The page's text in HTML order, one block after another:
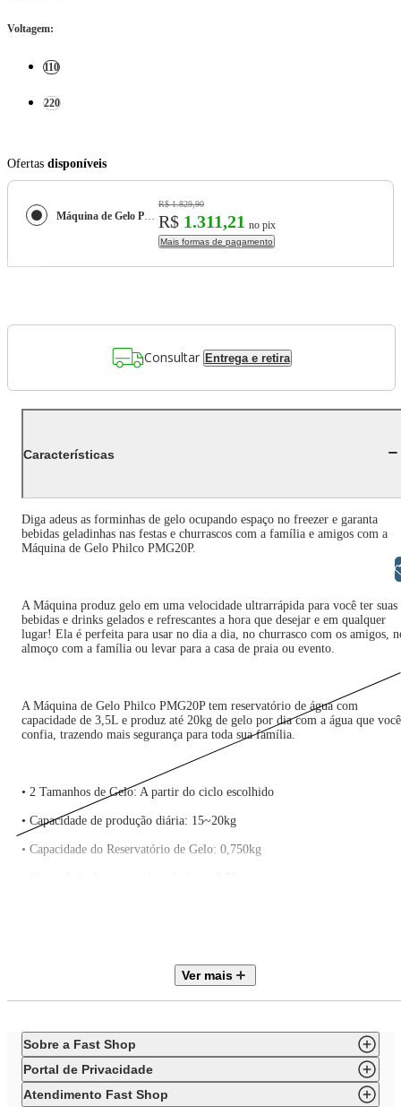
Voltagem:
110
220
Ofertas disponíveis
Máquina de Gelo Philco PMG20P Ciclo Rápido 3,5L 20Kg
R$ 1.829,90
R$ 1.311,21 no pix
Mais formas de pagamento
Consultar Entrega e retira
Características
Diga adeus as forminhas de gelo ocupando espaço no freezer e garanta
bebidas geladinhas nas festas e churrascos com a família e amigos com a
Máquina de Gelo Philco PMG20P.
A Máquina produz gelo em uma velocidade ultrarrápida para você ter suas
bebidas e drinks gelados e refrescantes a hora que desejar e em qualquer
lugar! Ela é perfeita para usar no dia a dia, no churrasco com os amigos,
almoço com a família ou levar para a casa de praia ou evento.
A Máquina de Gelo Philco PMG20P tem reservatório de água com
capacidade de 3,5L e produz até 20kg de gelo por dia com a água que você
confia, trazendo mais segurança para toda sua família.
• 2 Tamanhos de Gelo: A partir do ciclo escolhido
• Capacidade de produção diária: 15~20kg
• Capacidade do Reservatório de Gelo: 0,750kg
• Sistema de refrigeração por compressor
• Visor acrílico, permitindo facilmente visão do processo.
Ver mais
Sobre a Fast Shop
Portal de Privacidade
Atendimento Fast Shop